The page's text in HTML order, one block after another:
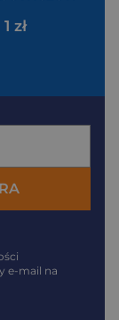
zł
e-mail na